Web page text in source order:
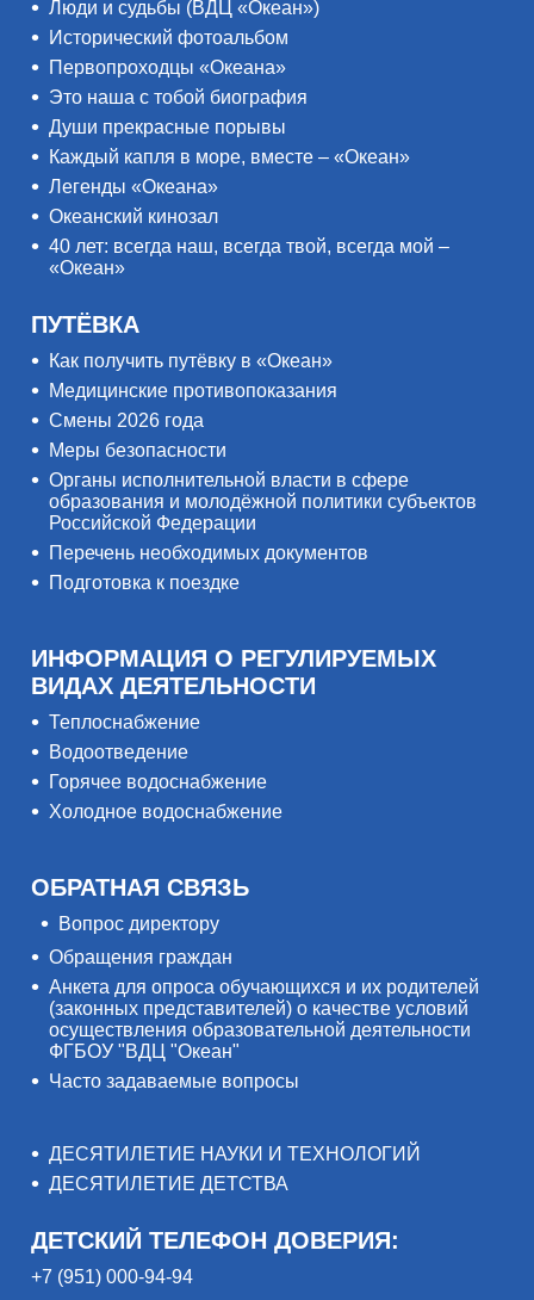
Люди и судьбы (ВДЦ «Океан»)
Исторический фотоальбом
Первопроходцы «Океана»
Это наша с тобой биография
Души прекрасные порывы
Каждый капля в море, вместе – «Океан»
Легенды «Океана»
Океанский кинозал
40 лет: всегда наш, всегда твой, всегда мой –
«Океан»
ПУТЁВКА
Как получить путёвку в «Океан»
Медицинские противопоказания
Смены 2026 года
Меры безопасности
Органы исполнительной власти в сфере
образования и молодёжной политики субъектов
Российской Федерации
Перечень необходимых документов
Подготовка к поездке
ИНФОРМАЦИЯ О РЕГУЛИРУЕМЫХ
ВИДАХ ДЕЯТЕЛЬНОСТИ
Теплоснабжение
Водоотведение
Горячее водоснабжение
Холодное водоснабжение
ОБРАТНАЯ СВЯЗЬ
Вопрос директору
Обращения граждан
Анкета для опроса обучающихся и их родителей
(законных представителей) о качестве условий
осуществления образовательной деятельности
ФГБОУ "ВДЦ "Океан"
Часто задаваемые вопросы
ДЕСЯТИЛЕТИЕ НАУКИ И ТЕХНОЛОГИЙ
ДЕСЯТИЛЕТИЕ ДЕТСТВА
ДЕТСКИЙ ТЕЛЕФОН ДОВЕРИЯ:
+7 (951) 000-94-94